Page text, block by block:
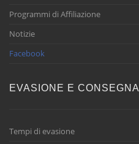
Programmi di Affiliazione
Notizie
Facebook
EVASIONE E CONSEGNA
Tempi di evasione